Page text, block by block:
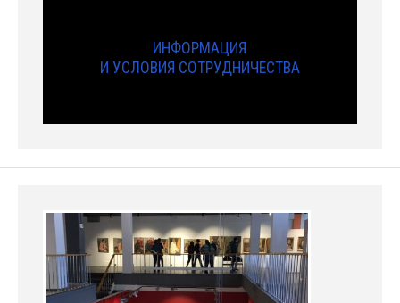
ИНФОРМАЦИЯ
И УСЛОВИЯ СОТРУДНИЧЕСТВА